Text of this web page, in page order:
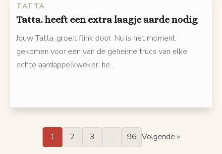
TATTA
Tatta. heeft een extra laagje aarde nodig
Jouw Tatta. groeit flink door. Nu is het moment
gekomen voor een van de geheime trucs van elke
echte aardappelkweker: he...
1 2 3 … 96 Volgende »